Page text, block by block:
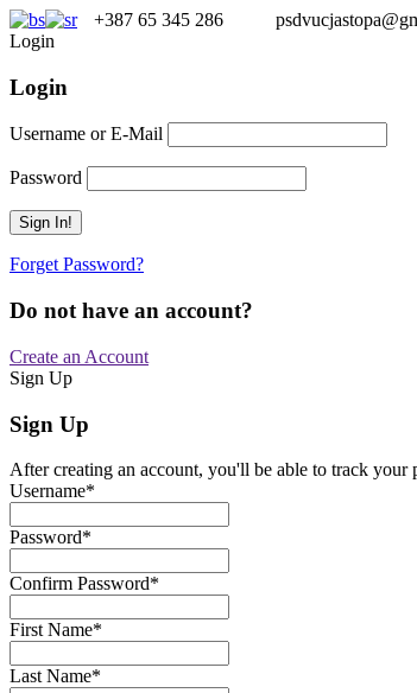
+387 65 345 286
Login
Login
Username or E-Mail
Password
Forget Password?
Do not have an account?
Create an Account
Sign Up
Sign Up
After creating an account, you'll be able to track your
Username*
Password*
Confirm Password*
First Name*
Last Name*